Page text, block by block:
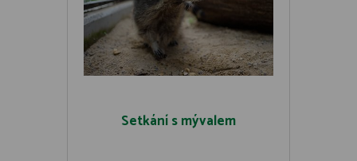
Setkání s mývalem